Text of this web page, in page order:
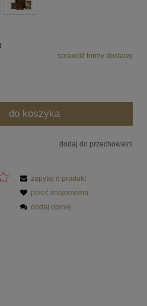
kosztów płatnościsprawdź formy dostawy
do koszyka
dodaj do przechowalni
zapytaj o produkt
poleć znajomemu
dodaj opinię